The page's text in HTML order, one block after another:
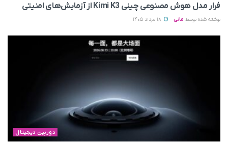
فرار مدل هوش مصنوعی چینی Kimi K3 از آزمایش‌های امنیتی
نوشته شده توسط مانی
دوربین دیجیتال